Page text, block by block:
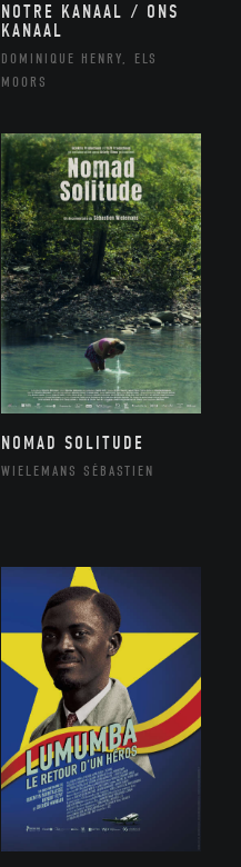
NOTRE KANAAL / ONS
KANAAL
DOMINIQUE HENRY, ELS
MOORS
NOMAD SOLITUDE
WIELEMANS SÉBASTIEN